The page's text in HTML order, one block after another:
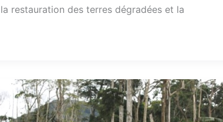
la restauration des terres dégradées et la